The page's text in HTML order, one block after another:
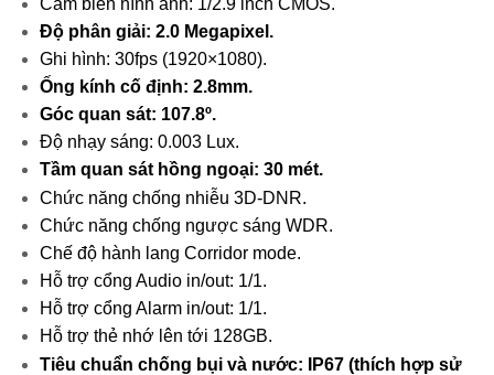
Độ phân giải: 2.0 Megapixel.
Ghi hình: 30fps (1920×1080).
Ống kính cố định: 2.8mm.
Góc quan sát: 107.8º.
Độ nhạy sáng: 0.003 Lux.
Tầm quan sát hồng ngoại: 30 mét.
Chức năng chống nhiễu 3D-DNR.
Chức năng chống ngược sáng WDR.
Chế độ hành lang Corridor mode.
Hỗ trợ cổng Audio in/out: 1/1.
Hỗ trợ cổng Alarm in/out: 1/1.
Hỗ trợ thẻ nhớ lên tới 128GB.
Tiêu chuẩn chống bụi và nước: IP67 (thích hợp sử